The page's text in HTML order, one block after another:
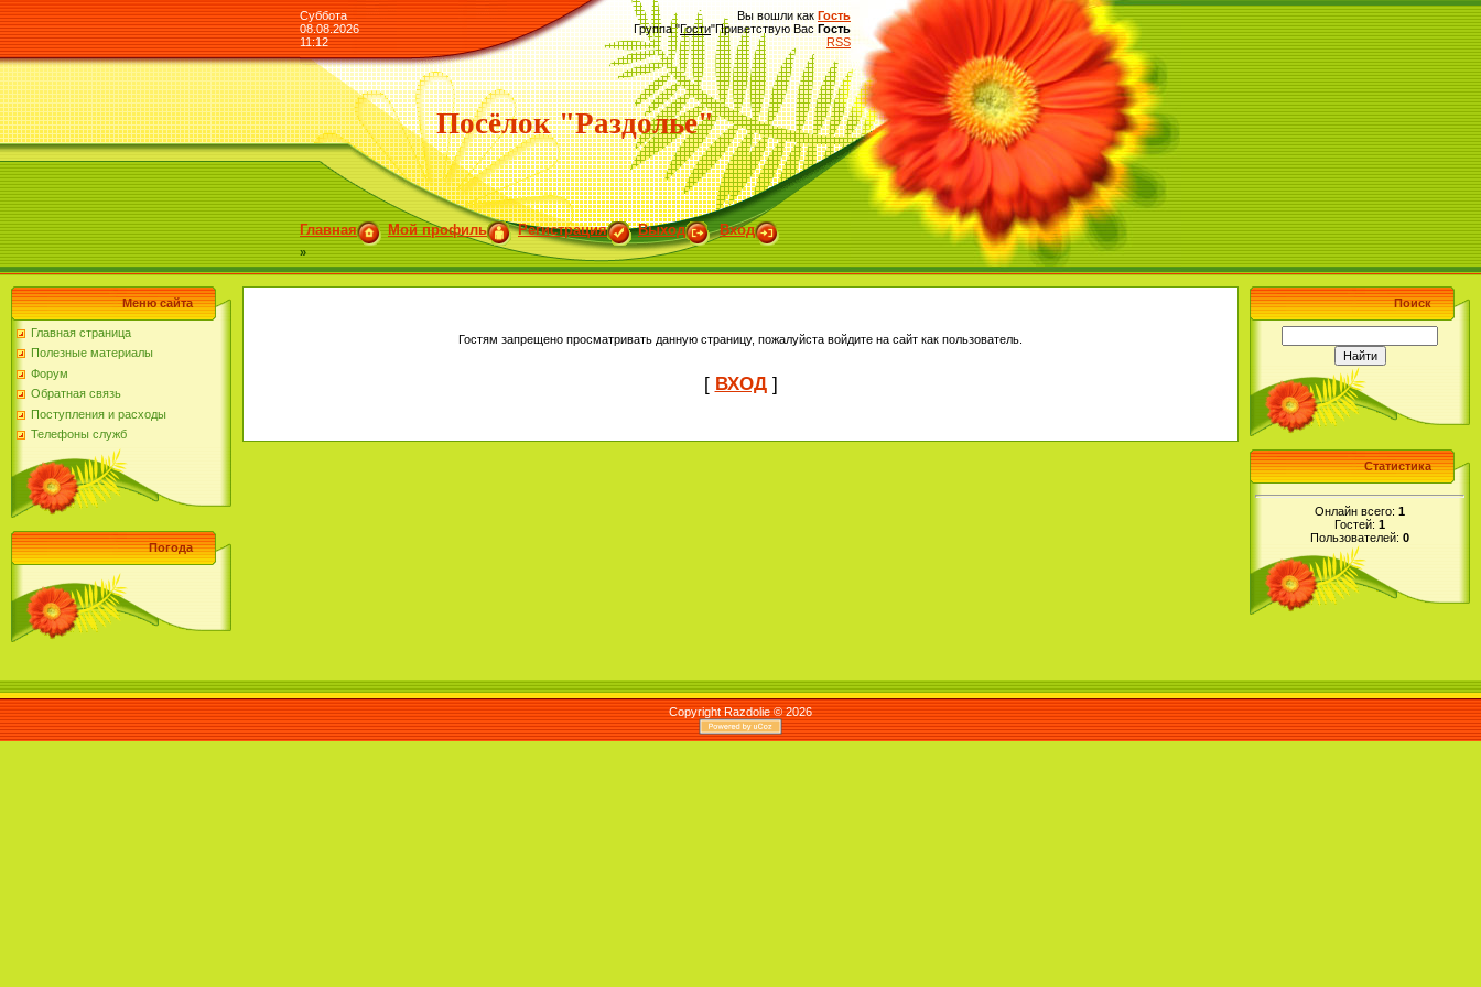
Суббота
08.08.2026
11:12
Вы вошли как Гость
Группа"Гости"Приветствую Вас Гость
RSS
Посёлок "Раздолье"
Главная Мой профиль Регистрация Выход Вход
»
Меню сайта
Главная страница
Полезные материалы
Форум
Обратная связь
Поступления и расходы
Телефоны служб
Погода
Гостям запрещено просматривать данную страницу, пожалуйста войдите на сайт как пользователь.
[ ВХОД]
Поиск
Статистика
Онлайн всего: 1
Гостей: 1
Пользователей: 0
Copyright Razdolie © 2026